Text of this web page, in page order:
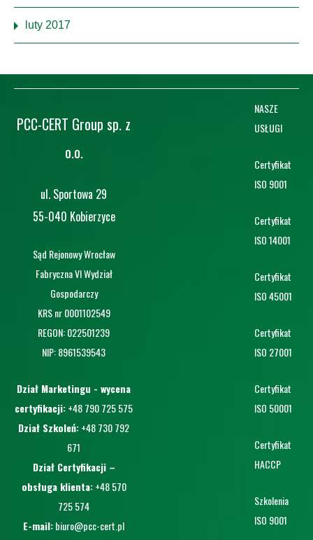
luty 2017
PCC-CERT Group sp. z
o.o.
ul. Sportowa 29
55-040 Kobierzyce
Sąd Rejonowy Wrocław
Fabryczna VI Wydział
Gospodarczy
KRS nr 0001102549
REGON: 022501239
NIP:8961539543
Dział Marketingu - wycena
certyfikacji:+48 790 725 575
Dział Szkoleń:+48 730 792
671
Dział Certyfikacji –
obsługa klienta: +48 570
725 574
E-mail:biuro@pcc-cert.pl
NASZE
USŁUGI
Certyfikat
ISO 9001
Certyfikat
ISO 14001
Certyfikat
ISO 45001
Certyfikat
ISO 27001
Certyfikat
ISO 50001
Certyfikat
HACCP
Szkolenia
ISO 9001